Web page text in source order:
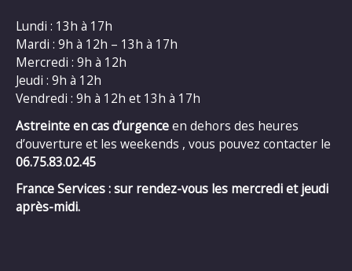
Lundi : 13h à 17h
Mardi : 9h à 12h – 13h à 17h
Mercredi : 9h à 12h
Jeudi : 9h à 12h
Vendredi : 9h à 12h et 13h à 17h
Astreinte en cas d’urgenceen dehors des heures
d’ouverture et les weekends , vous pouvez contacter le
06.75.83.02.45
France Services : sur rendez-vous les mercredi et jeudi
après-midi.